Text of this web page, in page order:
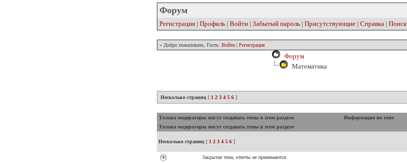
Форум
Регистрация | Профиль | Войти | Забытый пароль | Присутствующие | Справка | Поиск
» Добро пожаловать, Гость: Войти | Регистрация
Форум
Математика
Несколько страниц [ 1 2 3 4 5 6 ]
Только модераторы могут создавать темы в этом разделе Информация по теме
Только модераторы могут создавать темы в этом разделе
Несколько страниц [ 1 2 3 4 5 6 ]
Закрытая тема, ответы не принимаются